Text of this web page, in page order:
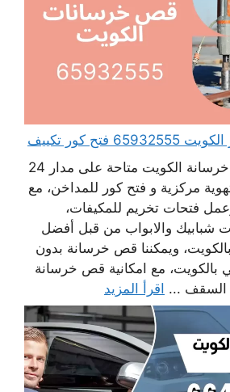
كور تكييف
خدمات شركة قص خرسانة الكويت متاحة على مدار 24
مركزية و فتح كور للمداخن، مع
فتحات تخريم للمكيفات،
شبابيك والابواب من قبل أفضل
ويمكننا قص خرسانة بدون
بالكويت، مع امكانية قص خرسانة
السقف ... اقرأ المزيد